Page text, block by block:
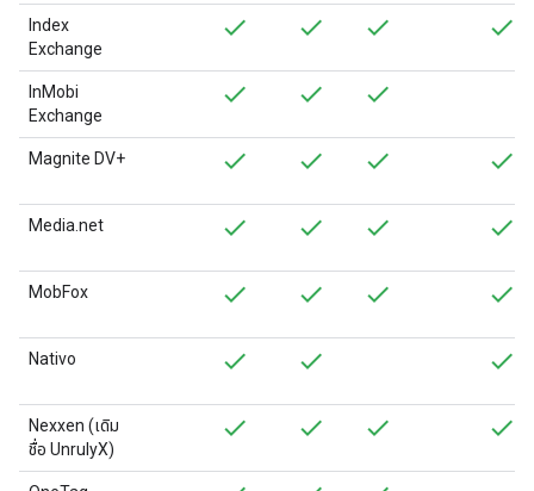
Index
Exchange
InMobi
Exchange
Magnite DV+
Media.net
MobFox
Nativo
Nexxen (เดิม
ชื่อ UnrulyX)